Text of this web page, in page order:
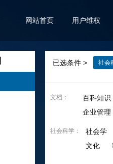
网站首页 用户维权
已选条件 > 社会
文档 ： 百科知识
企业管理
社会科学 ： 社会学
文化